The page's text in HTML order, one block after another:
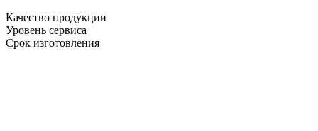
Качество продукции
Уровень сервиса
Срок изготовления